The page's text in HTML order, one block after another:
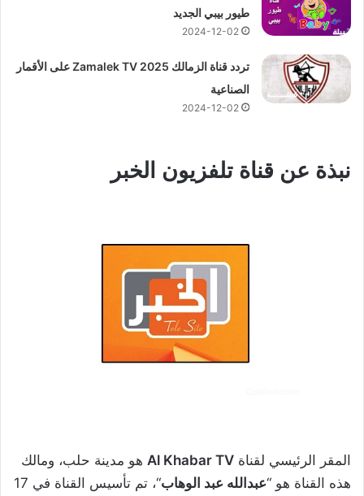
طيور بيبي الجديد
2024-12-02
تردد قناة الزمالك 2025 Zamalek TV على الأقمار
الصناعية
2024-12-02
نبذة عن قناة تلفزيون الخبر
المقر الرئيسي لقناة Al Khabar TV هو مدينة حلب، ومالك
هذه القناة هو “عبدالله عبد الوهاب
“، تم تأسيس القناة في 17